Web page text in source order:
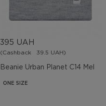
Beanie Urban Planet C14 Mel
395 UAH
(Cashback 39.5 UAH)
ONE SIZE